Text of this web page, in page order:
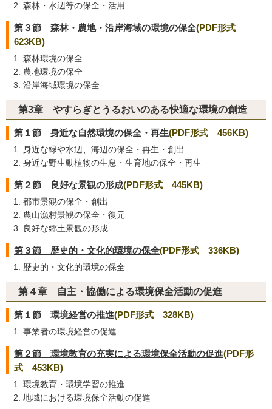
森林・水辺等の保全・活用
第３節 森林・農地・沿岸海域の環境の保全(PDF形式
623KB)
森林環境の保全
農地環境の保全
沿岸海域環境の保全
第3章 やすらぎとうるおいのある快適な環境の創造
第１節 身近な自然環境の保全・再生(PDF形式 456KB)
身近な緑や水辺、海辺の保全・再生・創出
身近な野生動植物の生息・生育地の保全・再生
第２節 良好な景観の形成(PDF形式 445KB)
都市景観の保全・創出
農山漁村景観の保全・復元
良好な郷土景観の形成
第３節 歴史的・文化的環境の保全(PDF形式 336KB)
歴史的・文化的環境の保全
第４章 自主・協働による環境保全活動の促進
第１節 環境経営の推進(PDF形式 328KB)
事業者の環境経営の促進
第２節 環境教育の充実による環境保全活動の促進(PDF形
式 453KB)
環境教育・環境学習の推進
地域における環境保全活動の促進